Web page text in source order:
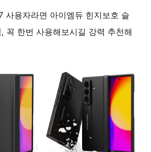
사용자라면 아이엠듀 힌지보호 슬
꼭 한번 사용해보시길 강력 추천해